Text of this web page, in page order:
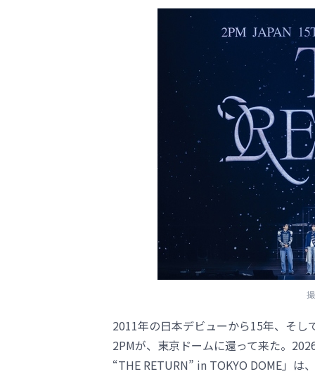
2011年の日本デビューから15年、そ
2PMが、東京ドームに還って来た。
“THE RETURN” in TOKYO DOME」